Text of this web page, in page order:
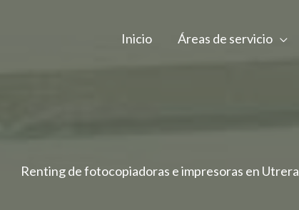
Inicio Áreas de servicio
Renting de fotocopiadoras e impresoras en Utrera